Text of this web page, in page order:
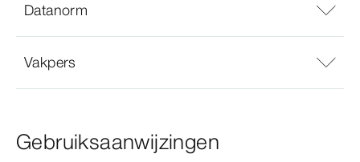
Datanorm
Vakpers
Gebruiksaanwijzingen